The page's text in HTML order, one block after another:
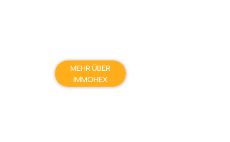
MEHR ÜBER
IMMOHEX